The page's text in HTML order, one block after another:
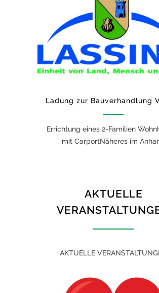
Ladung zur Bauverhandlung
Errichtung eines 2-Familien
mit CarportNäheres im
AKTUELLE
AKTUELLE